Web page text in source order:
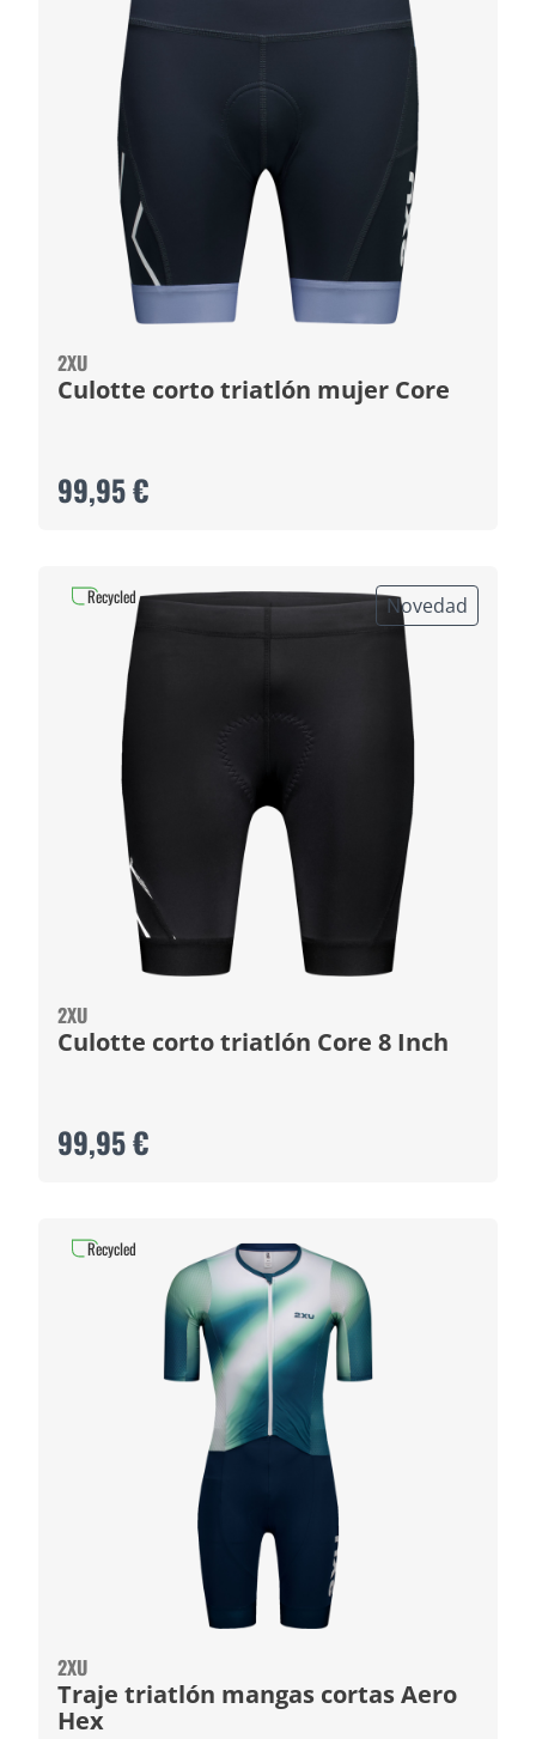
2XU
Culotte corto triatlón mujer Core
99,95 €
Novedad
2XU
Culotte corto triatlón Core 8 Inch
99,95 €
Recycled
2XU
Traje triatlón mangas cortas Aero
Hex
Recycled